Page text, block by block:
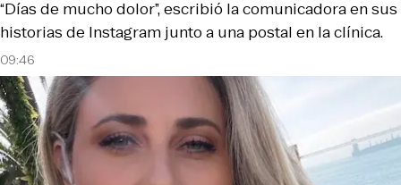
09:46
“Días de mucho dolor”, escribió la comunicadora en sus
historias de Instagram junto a una postal en la clínica.